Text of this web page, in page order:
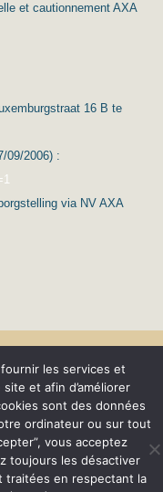
et cautionnement AXA
16 B te
09/2006) :
via NV AXA
Nederlands
les services et
et afin d’améliorer
sont des données
ordinateur ou sur tout
vous acceptez
toujours les désactiver
traitées en respectant la